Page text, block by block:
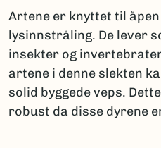
Artene er knyttet til
lysinnstråling. De lever
insekter og
artene i denne slekten
solid byggede veps.
robust da disse dyrene